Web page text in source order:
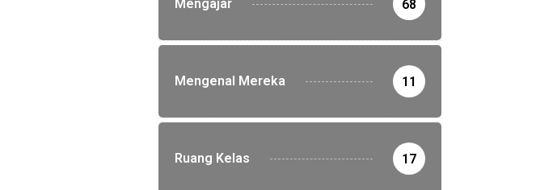
Mengajar 68
Mengenal Mereka 11
Ruang Kelas 17